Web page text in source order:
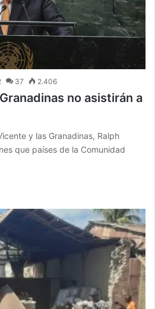
37 2.406
no asistirán a
y las Granadinas, Ralph
que países de la Comunidad